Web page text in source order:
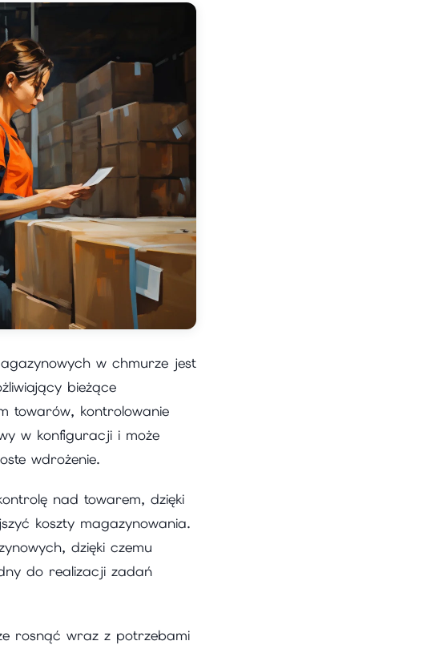
w chmurze jest
bieżące
towarów, kontrolowanie
w konfiguracji i może
wdrożenie.
nad towarem, dzięki
koszty magazynowania.
dzięki czemu
do realizacji zadań
rosnąć wraz z potrzebami